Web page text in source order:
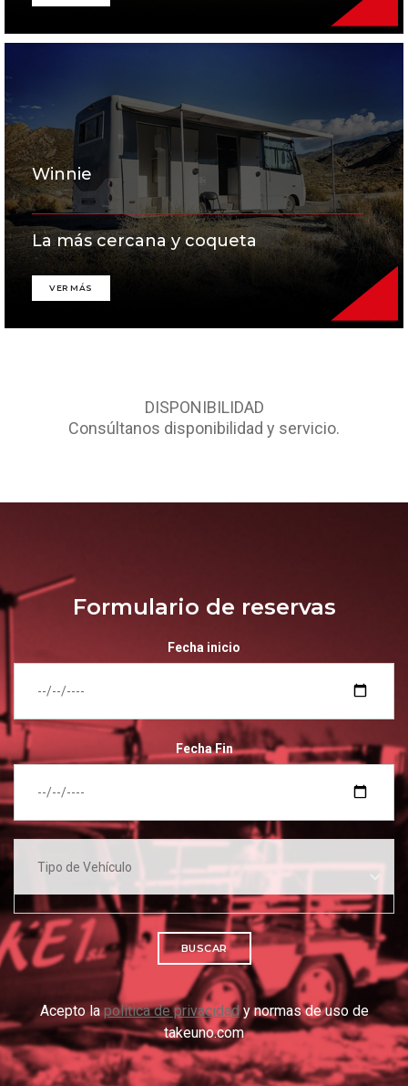
Winnie
La más cercana y coqueta
VER MÁS
DISPONIBILIDAD
Consúltanos disponibilidad y servicio.
Formulario de reservas
Fecha inicio
Fecha Fin
BUSCAR
Acepto lapolítica de privacidady normas de uso de
takeuno.com